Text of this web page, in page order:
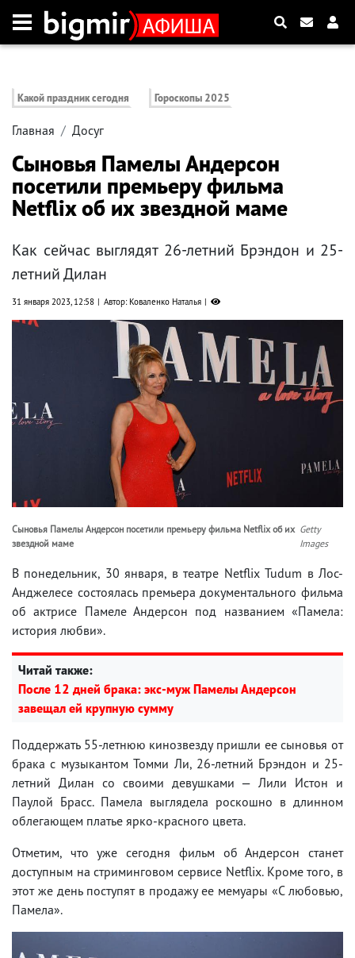
Какой праздник сегодня Гороскопы 2025
Главная Досуг
Сыновья Памелы Андерсон
посетили премьеру фильма
Netflix об их звездной маме
Как сейчас выглядят 26-летний Брэндон и 25-
летний Дилан
31 января 2023, 12:58 Автор: Коваленко Наталья
Сыновья Памелы Андерсон посетили премьеру фильма Netflix об их
звездной маме
Getty
Images
В понедельник, 30 января, в театре Netflix Tudum в Лос-
Анджелесе состоялась премьера документального фильма
об актрисе Памеле Андерсон под названием «Памела:
история любви».
Читай также:
После 12 дней брака: экс-муж Памелы Андерсон
завещал ей крупную сумму
Поддержать 55-летнюю кинозвезду пришли ее сыновья от
брака с музыкантом Томми Ли, 26-летний Брэндон и 25-
летний Дилан со своими девушками — Лили Истон и
Паулой Брасс. Памела выглядела роскошно в длинном
облегающем платье ярко-красного цвета.
Отметим, что уже сегодня фильм об Андерсон станет
доступным на стриминговом сервисе Netflix. Кроме того, в
этот же день поступят в продажу ее мемуары «С любовью,
Памела».